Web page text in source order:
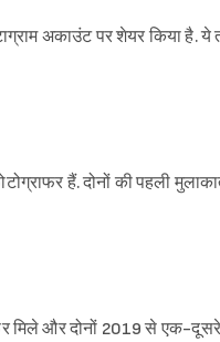
अकाउंट पर शेयर किया है. ये
हैं. दोनों की पहली
मिले और दोनों 2019 से एक-